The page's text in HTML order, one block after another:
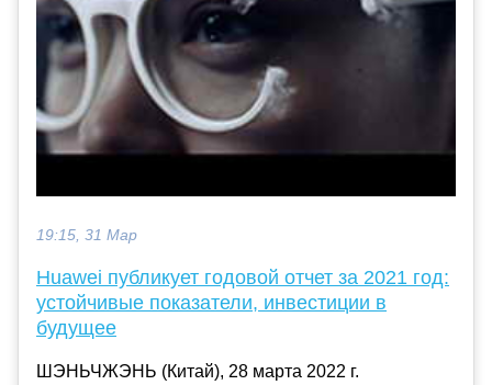
19:15, 31 Мар
Huawei публикует годовой отчет за 2021 год:
устойчивые показатели, инвестиции в
будущее
ШЭНЬЧЖЭНЬ (Китай), 28 марта 2022 г.